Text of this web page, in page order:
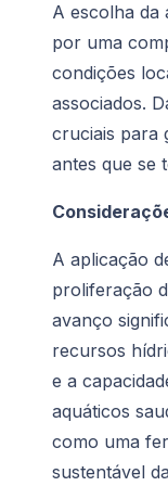
A escolha da
por uma
condições
associados.
cruciais para
antes que se
A aplicação
proliferação
avanço
recursos
e a
aquáticos
como uma
sustentável